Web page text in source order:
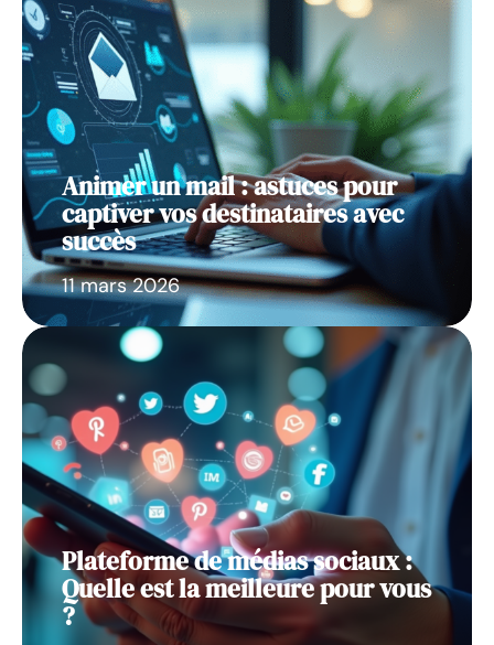
Animer un mail : astuces pour
captiver vos destinataires avec
succès
11 mars 2026
Plateforme de médias sociaux :
Quelle est la meilleure pour vous
?